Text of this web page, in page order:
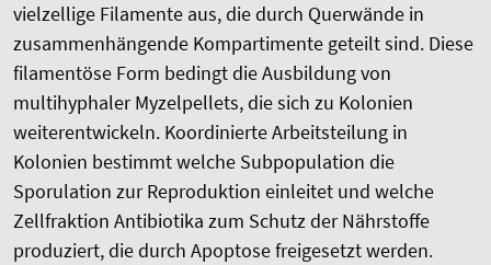
vielzellige Filamente aus, die durch Querwände in
zusammenhängende Kompartimente geteilt sind. Diese
filamentöse Form bedingt die Ausbildung von
multihyphaler Myzelpellets, die sich zu Kolonien
weiterentwickeln. Koordinierte Arbeitsteilung in
Kolonien bestimmt welche Subpopulation die
Sporulation zur Reproduktion einleitet und welche
Zellfraktion Antibiotika zum Schutz der Nährstoffe
produziert, die durch Apoptose freigesetzt werden.